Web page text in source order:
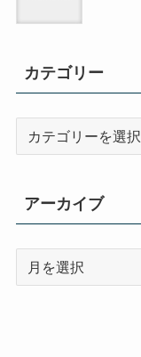
カテゴリー
リ
ー
アーカイブ